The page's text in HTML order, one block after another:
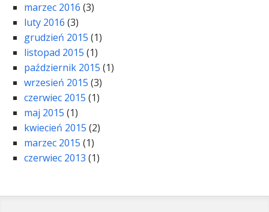
marzec 2016 (3)
luty 2016 (3)
grudzień 2015 (1)
listopad 2015 (1)
październik 2015 (1)
wrzesień 2015 (3)
czerwiec 2015 (1)
maj 2015 (1)
kwiecień 2015 (2)
marzec 2015 (1)
czerwiec 2013 (1)